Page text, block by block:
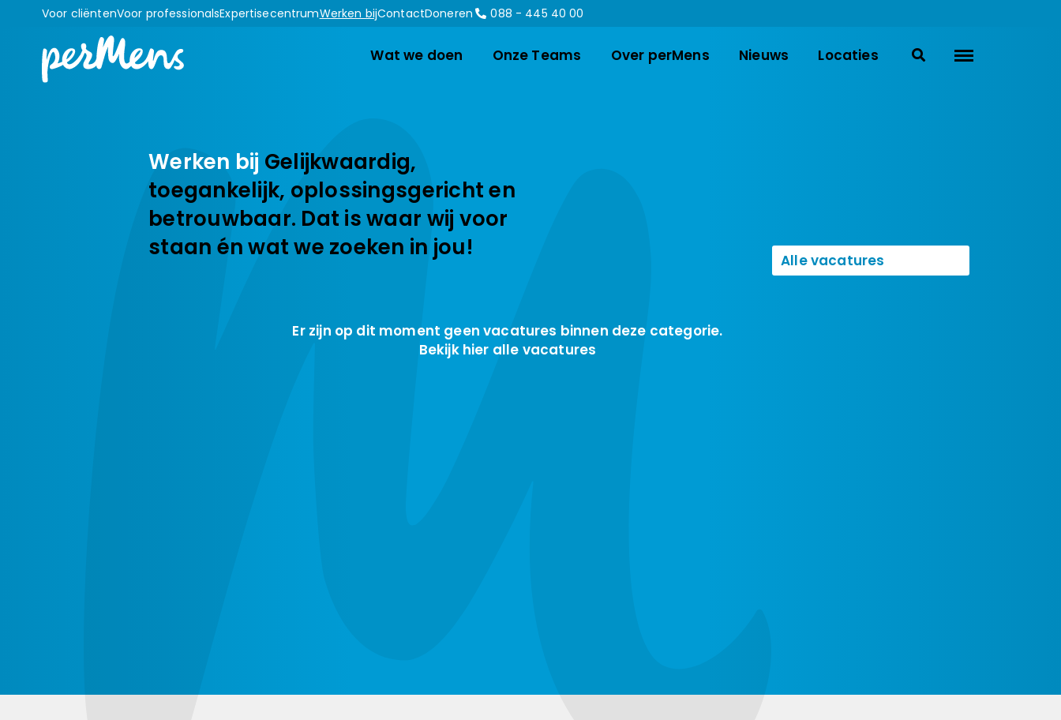
Voor cliëntenVoor professionalsExpertisecentrumWerken bijContactDoneren 088 - 445 40 00
Wat we doen Onze Teams Over perMens Nieuws Locaties
Werken bij Gelijkwaardig,
toegankelijk, oplossingsgericht en
betrouwbaar. Dat is waar wij voor
staan én wat we zoeken in jou!
Alle vacatures
Er zijn op dit moment geen vacatures binnen deze categorie.
Bekijk hier alle vacatures